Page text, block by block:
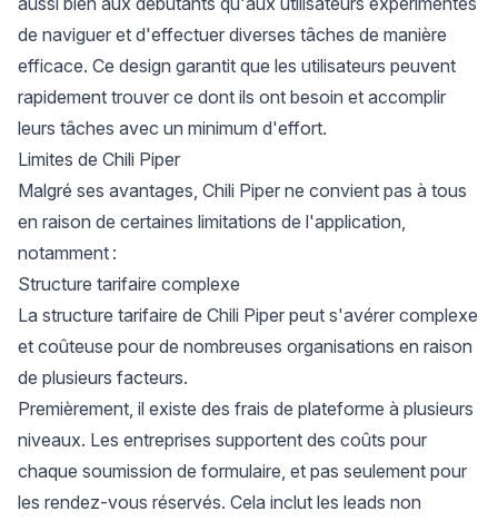
de naviguer et d'effectuer diverses tâches de manière
efficace. Ce design garantit que les utilisateurs peuvent
rapidement trouver ce dont ils ont besoin et accomplir
leurs tâches avec un minimum d'effort.
Limites de Chili Piper
Malgré ses avantages, Chili Piper ne convient pas à tous
en raison de certaines limitations de l'application,
notamment :
Structure tarifaire complexe
La structure tarifaire de Chili Piper peut s'avérer complexe
et coûteuse pour de nombreuses organisations en raison
de plusieurs facteurs.
Premièrement, il existe des frais de plateforme à plusieurs
niveaux. Les entreprises supportent des coûts pour
chaque soumission de formulaire, et pas seulement pour
les rendez-vous réservés. Cela inclut les leads non